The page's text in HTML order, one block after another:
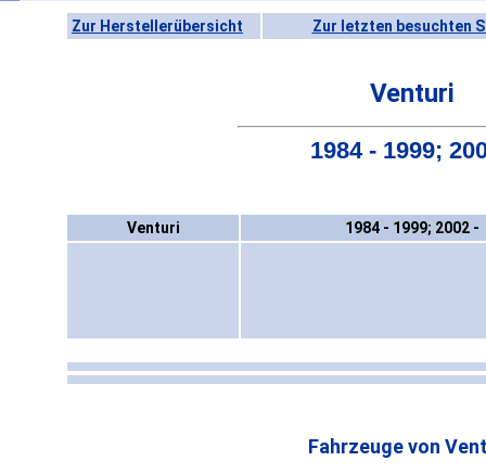
Zur Herstellerübersicht Zur letzten besuchten
Venturi
1984 - 1999;
Venturi 1984 - 1999; 2002 -
Fahrzeuge von